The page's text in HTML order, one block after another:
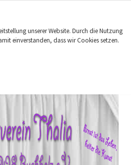
unserer Website. Durch die Nutzung
einverstanden, dass wir Cookies setzen.